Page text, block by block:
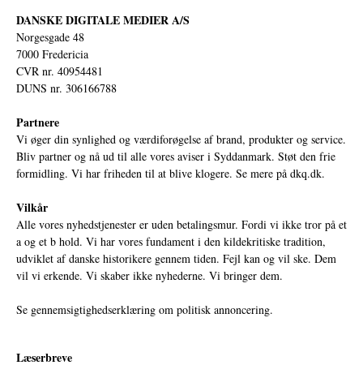
DANSKE DIGITALE MEDIER A/S
Norgesgade 48
7000 Fredericia
CVR nr. 40954481
DUNS nr. 306166788
Partnere
Vi øger din synlighed og værdiforøgelse af brand, produkter og service.
Bliv partner og nå ud til alle vores aviser i Syddanmark. Støt den frie
formidling. Vi har friheden til at blive klogere. Se mere på dkq.dk.
Vilkår
Alle vores nyhedstjenester er uden betalingsmur. Fordi vi ikke tror på et
a og et b hold. Vi har vores fundament i den kildekritiske tradition,
udviklet af danske historikere gennem tiden. Fejl kan og vil ske. Dem
vil vi erkende. Vi skaber ikke nyhederne. Vi bringer dem.
Se gennemsigtighedserklæring om politisk annoncering.
Læserbreve